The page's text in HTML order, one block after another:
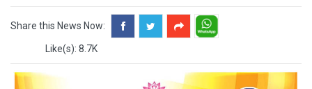
Share this News Now:
Like(s): 8.7K